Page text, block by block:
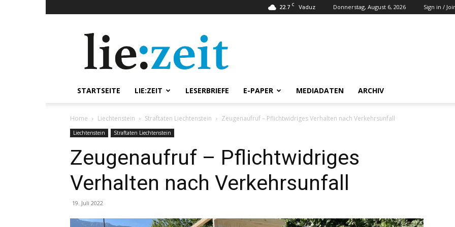
22.7 C Vaduz Donnerstag, August 6, 2026 Sign in /
STARTSEITE LIE:ZEIT LESERBRIEFE E-PAPER MEDIADATEN ARCHIV
Home Liechtenstein Straftaten Liechtenstein Zeugenaufruf – Pflichtwidriges Verhalten nach Verkehrsunfall
Liechtenstein Straftaten Liechtenstein
Zeugenaufruf – Pflichtwidriges
Verhalten nach Verkehrsunfall
19. Juli 2022